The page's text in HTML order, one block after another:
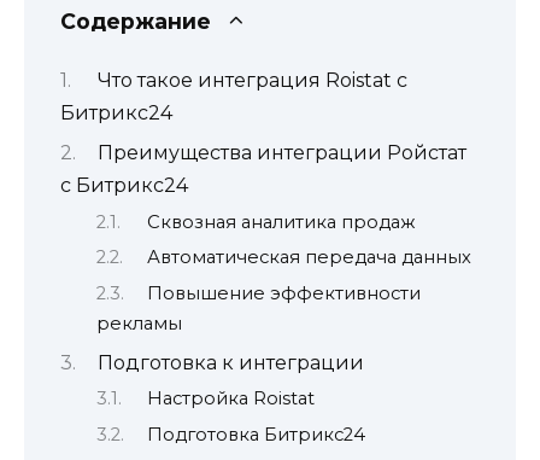
Содержание
Что такое интеграция Roistat с
Битрикс24
Преимущества интеграции Ройстат
с Битрикс24
Сквозная аналитика продаж
Автоматическая передача данных
Повышение эффективности
рекламы
Подготовка к интеграции
Настройка Roistat
Подготовка Битрикс24